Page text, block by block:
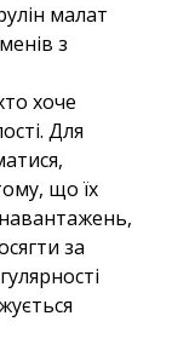
малат
з
хоче
Для
що їх
за